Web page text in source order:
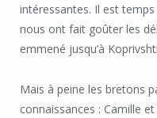
intéressantes. Il est
nous ont fait goûter les
emmené jusqu’à
Mais à peine les bretons
connaissances : Camille